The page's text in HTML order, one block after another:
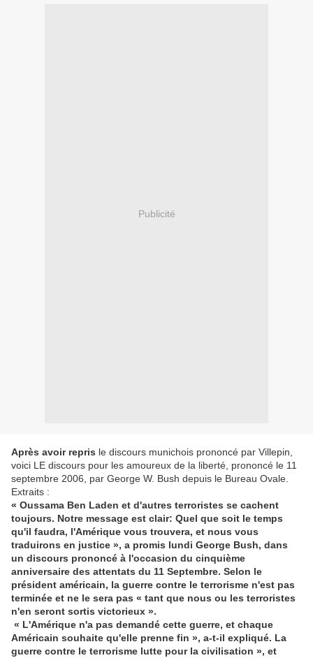
Publicité
Après avoir repris le discours munichois prononcé par Villepin,
voici LE discours pour les amoureux de la liberté, prononcé le 11
septembre 2006, par George W. Bush depuis le Bureau Ovale.
Extraits :
« Oussama Ben Laden et d'autres terroristes se cachent
toujours. Notre message est clair: Quel que soit le temps
qu'il faudra, l'Amérique vous trouvera, et nous vous
traduirons en justice », a promis lundi George Bush, dans
un discours prononcé à l'occasion du cinquième
anniversaire des attentats du 11 Septembre. Selon le
président américain, la guerre contre le terrorisme n'est pas
terminée et ne le sera pas « tant que nous ou les terroristes
n'en seront sortis victorieux ».
« L'Amérique n'a pas demandé cette guerre, et chaque
Américain souhaite qu'elle prenne fin », a-t-il expliqué. La
guerre contre le terrorisme lutte pour la civilisation », et